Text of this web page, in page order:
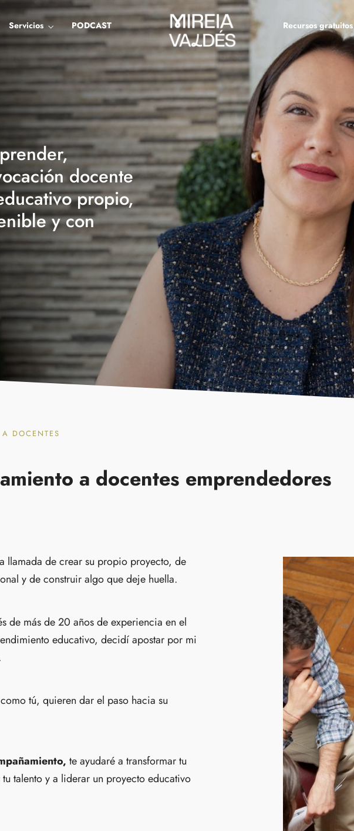
Servicios PODCAST Recursos gratuitos
docente
propio,
y con
DOCENTES
a docentes emprendedores
llamada de crear su propio proyecto, de
y de construir algo que deje huella.
de más de 20 años de experiencia en el
educativo, decidí apostar por mi
tú, quieren dar el paso hacia su
te ayudaré a transformar tu
talento y a liderar un proyecto educativo